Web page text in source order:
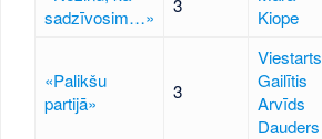
sadzīvosim…»
Kiope
«Palikšu
partijā»
3
Viestarts
Gailītis
Arvīds
Dauders